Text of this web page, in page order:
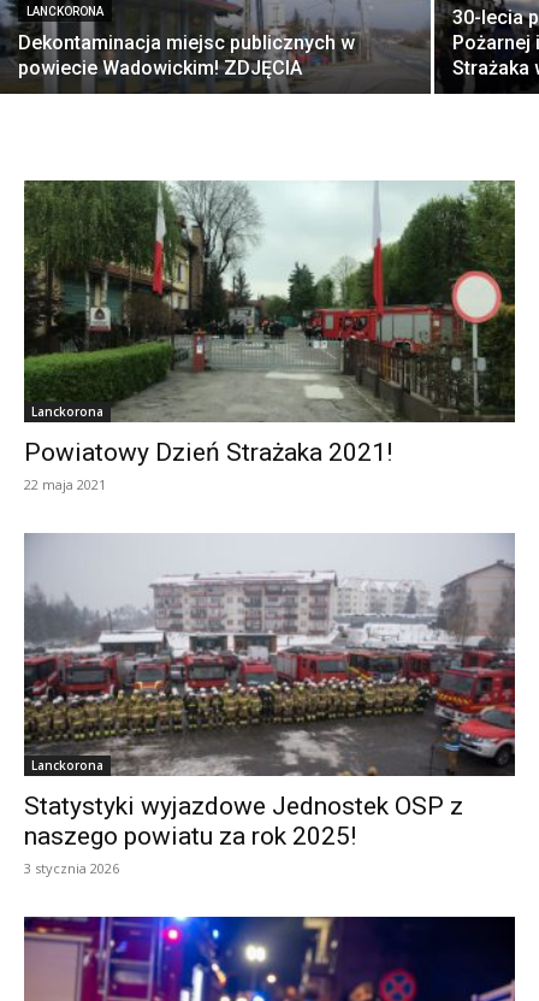
LANCKORONA
Dekontaminacja miejsc publicznych w
powiecie Wadowickim! ZDJĘCIA
30-lecia
Pożarnej
Strażaka
Lanckorona
Powiatowy Dzień Strażaka 2021!
22 maja 2021
Lanckorona
Statystyki wyjazdowe Jednostek OSP z
naszego powiatu za rok 2025!
3 stycznia 2026